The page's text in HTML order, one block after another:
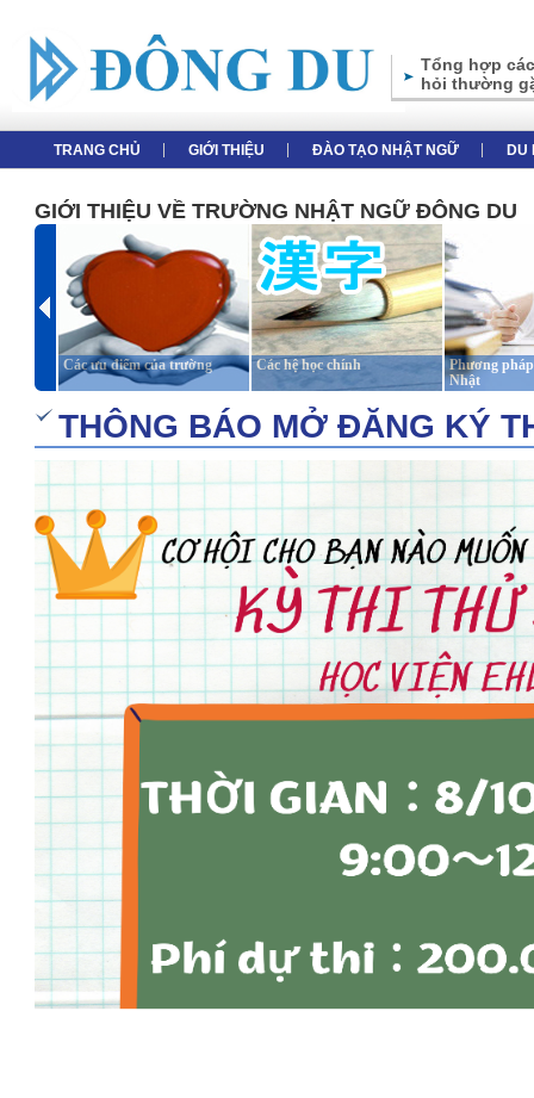
Tổng hợp
hỏi thường
TRANG CHỦ GIỚI THIỆU ĐÀO TẠO NHẬT NGỮ DU
GIỚI THIỆU VỀ TRƯỜNG NHẬT NGỮ ĐÔNG DU
Các ưu điểm của trường Các hệ học chính
Phương
Nhật
THÔNG BÁO MỞ ĐĂNG KÝ